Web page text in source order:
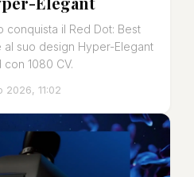
conquista il Red Dot: Best
suo design Hyper-Elegant
1080 CV.
2026, 11:02